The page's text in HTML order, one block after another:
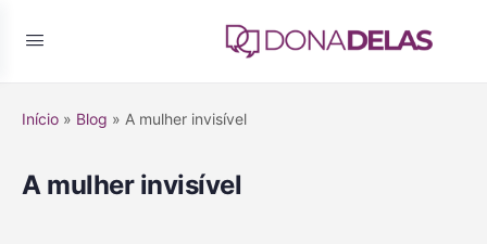
Início » Blog » A mulher invisível
A mulher invisível